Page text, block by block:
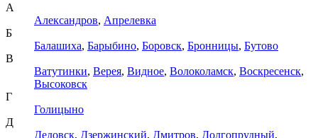
А
Александров, Апрелевка
Б
Балашиха, Барыбино, Боровск, Бронницы, Бутово
В
Ватутинки, Верея, Видное, Волоколамск, Воскресенск,
Высоковск
Г
Голицыно
Д
Дедовск, Дзержинский, Дмитров, Долгопрудный,